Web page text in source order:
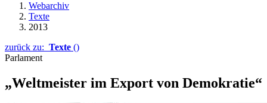
Webarchiv
Texte
2013
zurück zu: Texte ()
Parlament
„Weltmeister im Export von Demokratie“